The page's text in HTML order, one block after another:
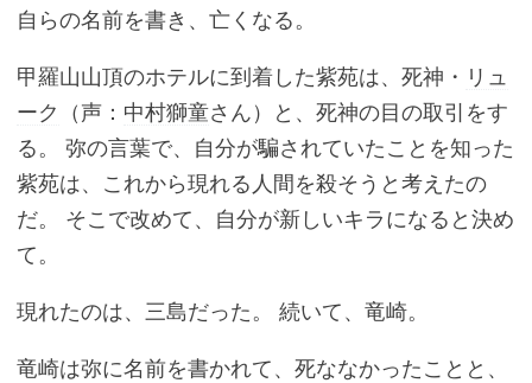
自らの名前を書き、亡くなる。
甲羅山山頂のホテルに到着した紫苑は、死神・ リュ
ーク
（声： 中村獅童さん）と、死神の目の取引をす
る。 弥の言葉で、自分が騙されていたことを知った
紫苑は、これから現れる人間を殺そうと考えたの
だ。 そこで改めて、自分が新しいキラになると決め
て。
現れたのは、三島だった。 続いて、竜崎。
竜崎は弥に名前を書かれて、死ななかったことと、